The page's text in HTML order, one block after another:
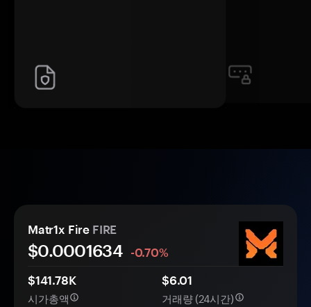
Matr1x Fire FIRE
$0.0001634
-0.70%
$141.78K
시가총액
$6.01
거래량 (24시간)